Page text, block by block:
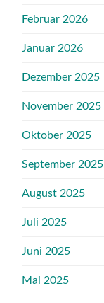
Februar 2026
Januar 2026
Dezember 2025
November 2025
Oktober 2025
September 2025
August 2025
Juli 2025
Juni 2025
Mai 2025